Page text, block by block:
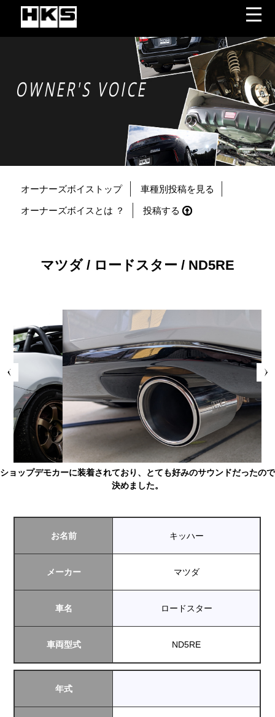
OWNER'S VOICE
オーナーズボイストップ 車種別投稿を見る
オーナーズボイスとは ？ 投稿する
マツダ / ロードスター / ND5RE
Prev Next
ショップデモカーに装着されており、とても好みのサウンドだったので
決めました。
お名前 キッハー
メーカー マツダ
車名 ロードスター
車両型式 ND5RE
年式